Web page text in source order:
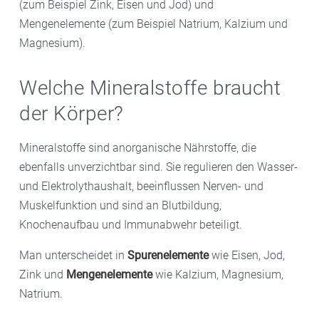
(zum Beispiel Zink, Eisen und Jod) und
Mengenelemente (zum Beispiel Natrium, Kalzium und
Magnesium).
Welche Mineralstoffe braucht
der Körper?
Mineralstoffe sind anorganische Nährstoffe, die
ebenfalls unverzichtbar sind. Sie regulieren den Wasser-
und Elektrolythaushalt, beeinflussen Nerven- und
Muskelfunktion und sind an Blutbildung,
Knochenaufbau und Immunabwehr beteiligt.
Man unterscheidet in Spurenelementewie Eisen, Jod,
Zink und Mengenelementewie Kalzium, Magnesium,
Natrium.